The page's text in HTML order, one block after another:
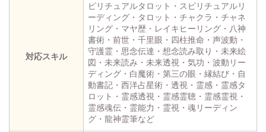
対応スキル
ピリチュアルタロット・スピリチュアルリ
ーディング・タロット・チャクラ・チャネ
リング・マヤ歴・レイキヒーリング・八神
書術・前世・千里眼・四柱推命・声波動・
守護霊・思念伝達・想念読み取り・未来絵
図・未来読み・未来透視・気功・波動リー
ディング・白魔術・第三の眼・縁結び・自
動書記・西洋占星術・透視・霊感・霊感タ
ロット・霊感透視・霊感霊聴・霊感霊視・
霊感魂伝・霊能力・霊視・魂リーディン
グ・龍神霊筆など